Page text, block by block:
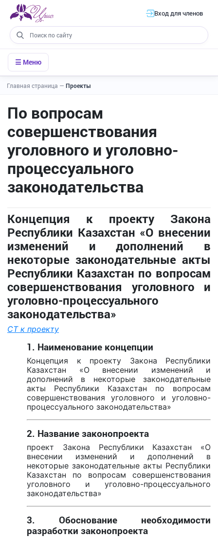
Вход для членов
☰ Меню
Главная страница — Проекты
По вопросам
совершенствования
уголовного и уголовно-
процессуального
законодательства
Концепция к проекту Закона
Республики Казахстан «О внесении
изменений и дополнений в
некоторые законодательные акты
Республики Казахстан по вопросам
совершенствования уголовного и
уголовно-процессуального
законодательства»
СТ к проекту
1. Наименование концепции
Концепция к проекту Закона Республики
Казахстан «О внесении изменений и
дополнений в некоторые законодательные
акты Республики Казахстан по вопросам
совершенствования уголовного и уголовно-
процессуального законодательства»
2. Название законопроекта
проект Закона Республики Казахстан «О
внесении изменений и дополнений в
некоторые законодательные акты Республики
Казахстан по вопросам совершенствования
уголовного и уголовно-процессуального
законодательства»
3. Обоснование необходимости
разработки законопроекта